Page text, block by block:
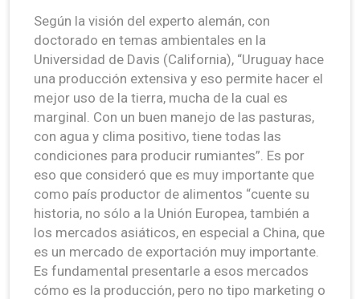
Según la visión del experto alemán, con
doctorado en temas ambientales en la
Universidad de Davis (California), “Uruguay hace
una producción extensiva y eso permite hacer el
mejor uso de la tierra, mucha de la cual es
marginal. Con un buen manejo de las pasturas,
con agua y clima positivo, tiene todas las
condiciones para producir rumiantes”. Es por
eso que consideró que es muy importante que
como país productor de alimentos “cuente su
historia, no sólo a la Unión Europea, también a
los mercados asiáticos, en especial a China, que
es un mercado de exportación muy importante.
Es fundamental presentarle a esos mercados
cómo es la producción, pero no tipo marketing o